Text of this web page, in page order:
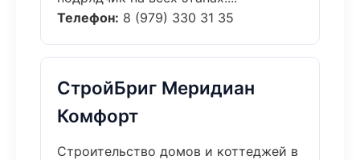
Телефон: 8 (979) 330 31 35
СтройБриг Меридиан
Комфорт
Строительство домов и коттеджей в